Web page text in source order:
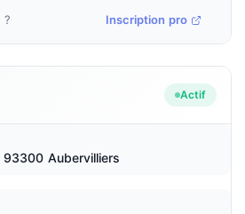
? Inscription pro
Actif
Aubervilliers